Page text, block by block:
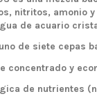
nitritos, amonio
de acuario
de siete cepas
concentrado y
de nutrientes